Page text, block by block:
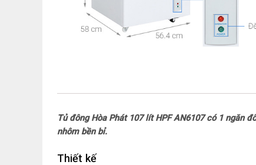
Tủ đông Hòa Phát 107 lít HPF AN6107 có 1 ngăn
nhôm bền bỉ.
Thiết kế